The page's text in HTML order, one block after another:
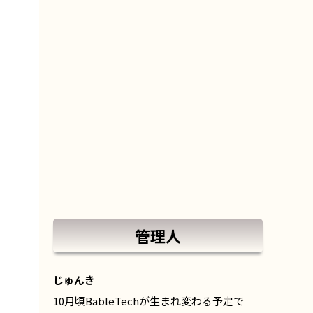
管理人
じゅんき
10月頃BableTechが生まれ変わる予定で